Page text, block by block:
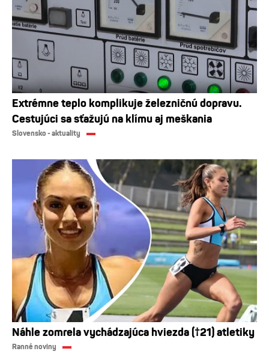
Extrémne teplo komplikuje železničnú dopravu.
Cestujúci sa sťažujú na klímu aj meškania
Slovensko - aktuality
Náhle zomrela vychádzajúca hviezda (†21) atletiky
Ranné noviny